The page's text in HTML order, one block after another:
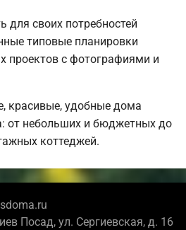
для своих потребностей
типовые планировки
проектов с фотографиями и
красивые, удобные дома
от небольших и бюджетных до
коттеджей.
Посад, ул. Сергиевская, д. 16